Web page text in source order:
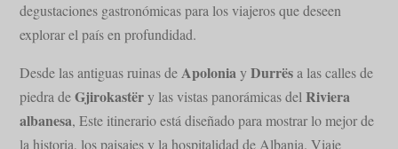
degustaciones gastronómicas para los viajeros que deseen
explorar el país en profundidad.
Desde las antiguas ruinas deApoloniayDurrësa las calles de
piedra deGjirokastëry las vistas panorámicas del Riviera
albanesa, Este itinerario está diseñado para mostrar lo mejor de
la historia, los paisajes y la hospitalidad de Albania. Viaje